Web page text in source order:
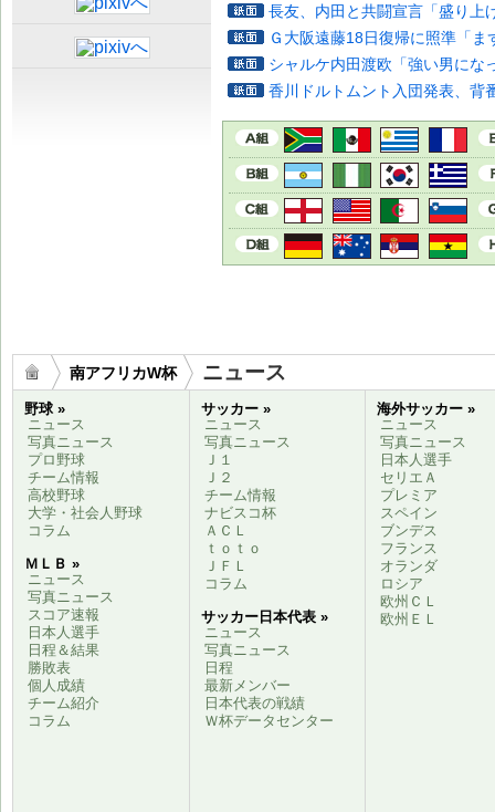
長友、内田と共闘宣言「盛り上
Ｇ大阪遠藤18日復帰に照準「ま
シャルケ内田渡欧「強い男にな
香川ドルトムント入団発表、背
南アフリカW杯 ニュース
野球 »
ニュース
写真ニュース
プロ野球
チーム情報
高校野球
大学・社会人野球
コラム
ＭＬＢ »
ニュース
写真ニュース
スコア速報
日本人選手
日程＆結果
勝敗表
個人成績
チーム紹介
コラム
サッカー »
ニュース
写真ニュース
Ｊ１
Ｊ２
チーム情報
ナビスコ杯
ＡＣＬ
ｔｏｔｏ
ＪＦＬ
コラム
サッカー日本代表 »
ニュース
写真ニュース
日程
最新メンバー
日本代表の戦績
Ｗ杯データセンター
海外サッカー »
ニュース
写真ニュース
日本人選手
セリエＡ
プレミア
スペイン
ブンデス
フランス
オランダ
ロシア
欧州ＣＬ
欧州ＥＬ